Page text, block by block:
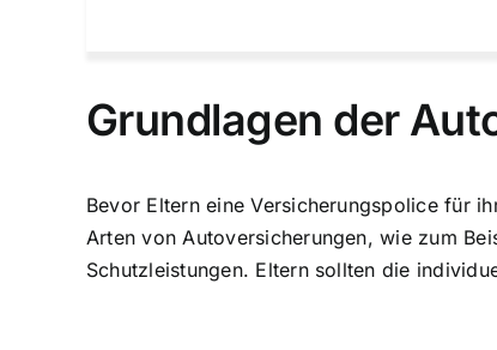
Grundlagen der
Bevor Eltern eine Versicherungspolice für
Arten von Autoversicherungen, wie zum
Schutzleistungen. Eltern sollten die